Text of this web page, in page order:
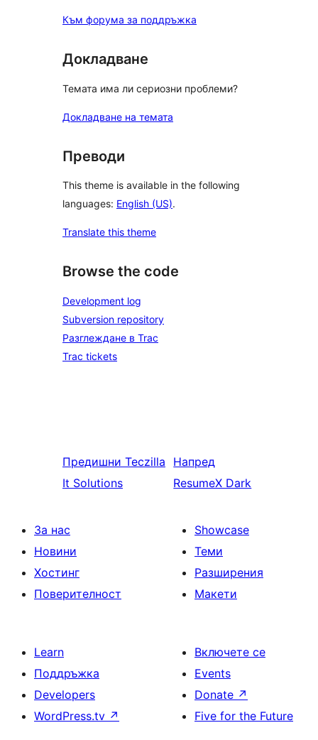
Към форума за поддръжка
Докладване
Темата има ли сериозни проблеми?
Докладване на темата
Преводи
This theme is available in the following
languages: English (US).
Translate this theme
Browse the code
Development log
Subversion repository
Разглеждане в Trac
Trac tickets
Предишни Teczilla
It Solutions
Напред
ResumeX Dark
За нас
Новини
Хостинг
Поверителност
Showcase
Теми
Разширения
Макети
Learn
Поддръжка
Developers
WordPress.tv ↗
Включете се
Events
Donate ↗
Five for the Future